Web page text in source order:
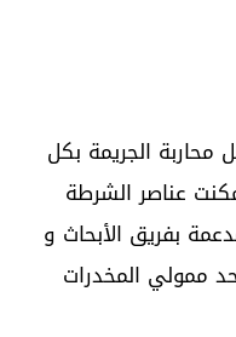
محاربة الجريمة بكل
عناصر الشرطة
بفريق الأبحاث و
ممولي المخدرات